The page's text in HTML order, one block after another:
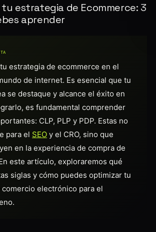
estrategia de Ecommerce: 3
aprender
estrategia de ecommerce en el
de internet. Es esencial que tu
se destaque y alcance el éxito en
es fundamental comprender
CLP, PLP y PDP. Estas no
para el SEO y el CRO, sino que
en la experiencia de compra de
este artículo, exploraremos qué
siglas y cómo puedes optimizar tu
electrónico para el